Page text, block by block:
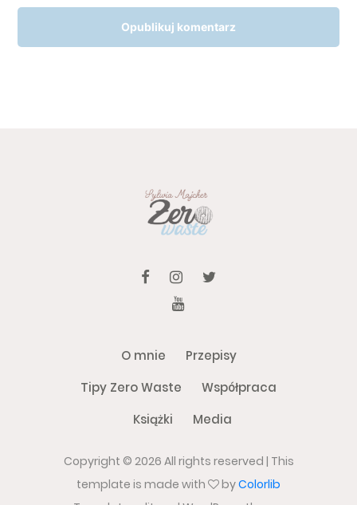
O mnie
Przepisy
Tipy Zero Waste
Współpraca
Książki
Media
Copyright © 2026 All rights reserved | This
template is made with
byColorlib